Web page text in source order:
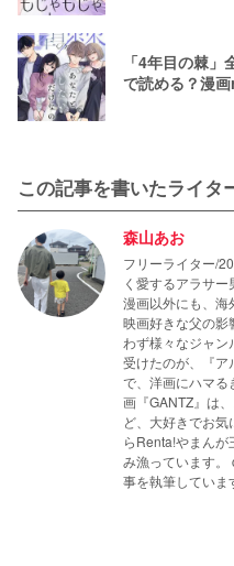
「4年目の棘
で読める？漫
この記事を書いたライタ
森山あお
フリーライター/
く愛するアラサ
漫画以外にも、海
映画好きな父の影
わず様々なジャン
受けたのが、『ア
で、洋画にハマる
画『GANTZ』は
ど、大好きでお
らRenta!やまん
み漁っています。
事を執筆していま